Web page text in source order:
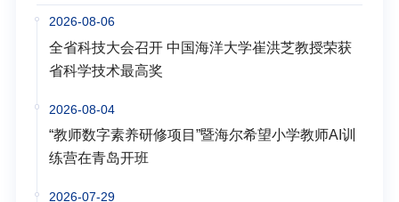
2026-08-06
全省科技大会召开 中国海洋大学崔洪芝教授荣获
省科学技术最高奖
2026-08-04
“教师数字素养研修项目”暨海尔希望小学教师AI训
练营在青岛开班
2026-07-29